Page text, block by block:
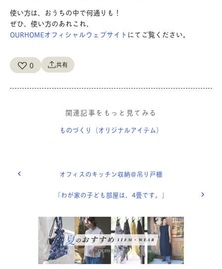
使い方は、おうちの中で何通りも！
ぜひ、使い方のあれこれ、
OURHOMEオフィシャルウェブサイト にてご覧ください。
0 共有
関連記事をもっと見てみる
ものづくり（オリジナルアイテム）
オフィスのキッチン収納＠吊り戸棚
「わが家の子ども部屋は、4畳です。」